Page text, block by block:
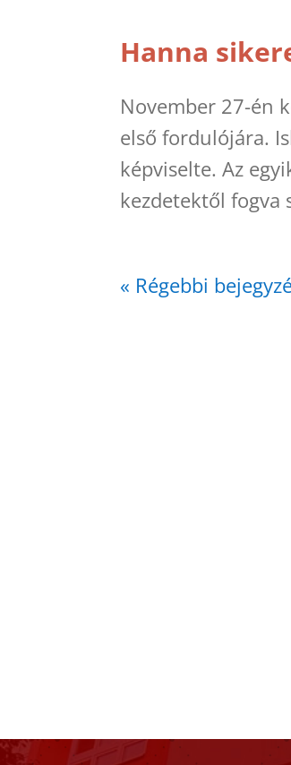
Hanna
November 27-én
első fordulójára.
képviselte. Az
kezdetektől fogva
« Régebbi